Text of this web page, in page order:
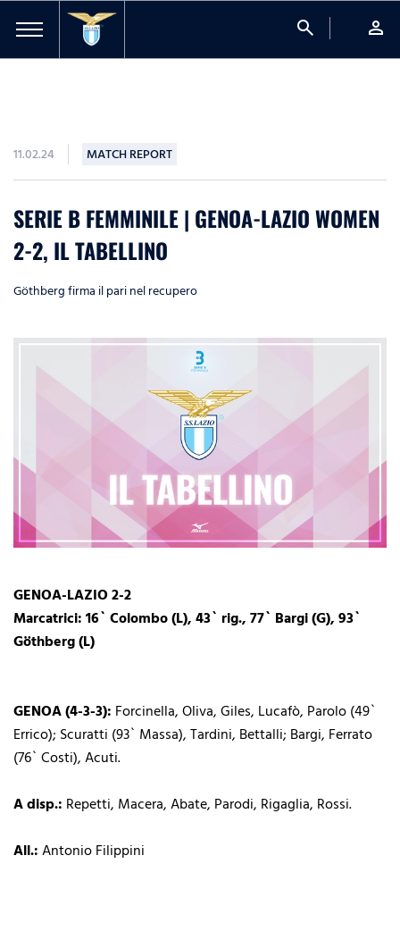
search person
11.02.24 MATCH REPORT
SERIE B FEMMINILE | GENOA-LAZIO WOMEN
2-2, IL TABELLINO
Göthberg firma il pari nel recupero
GENOA-LAZIO 2-2
Marcatrici: 16` Colombo (L), 43` rig., 77` Bargi (G), 93`
Göthberg (L)
GENOA (4-3-3): Forcinella, Oliva, Giles, Lucafò, Parolo (49`
Errico); Scuratti (93` Massa), Tardini, Bettalli; Bargi, Ferrato
(76` Costi), Acuti.
A disp.: Repetti, Macera, Abate, Parodi, Rigaglia, Rossi.
All.:Antonio Filippini